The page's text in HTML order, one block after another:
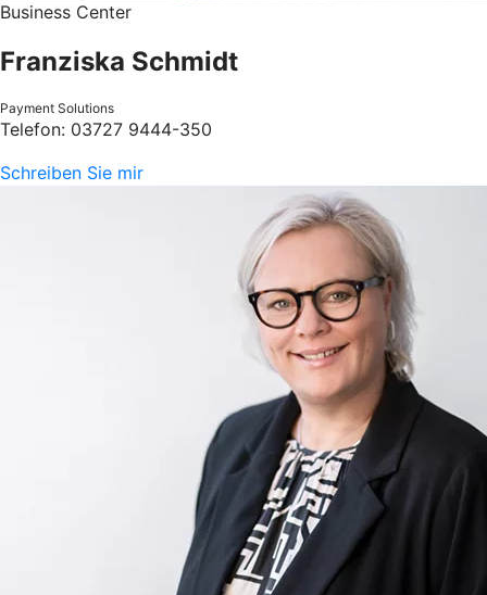
Business Center
Franziska Schmidt
Payment Solutions
Telefon: 03727 9444-350
Schreiben Sie mir